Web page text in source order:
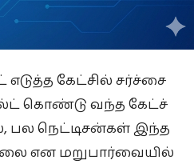
கேட்சில் சர்ச்சை
கொண்டு வந்த கேட்ச்
பல நெட்டிசன்கள் இந்த
என மறுபார்வையில்